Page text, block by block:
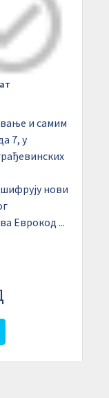
и самим
7, у
нови
Еврокод ...